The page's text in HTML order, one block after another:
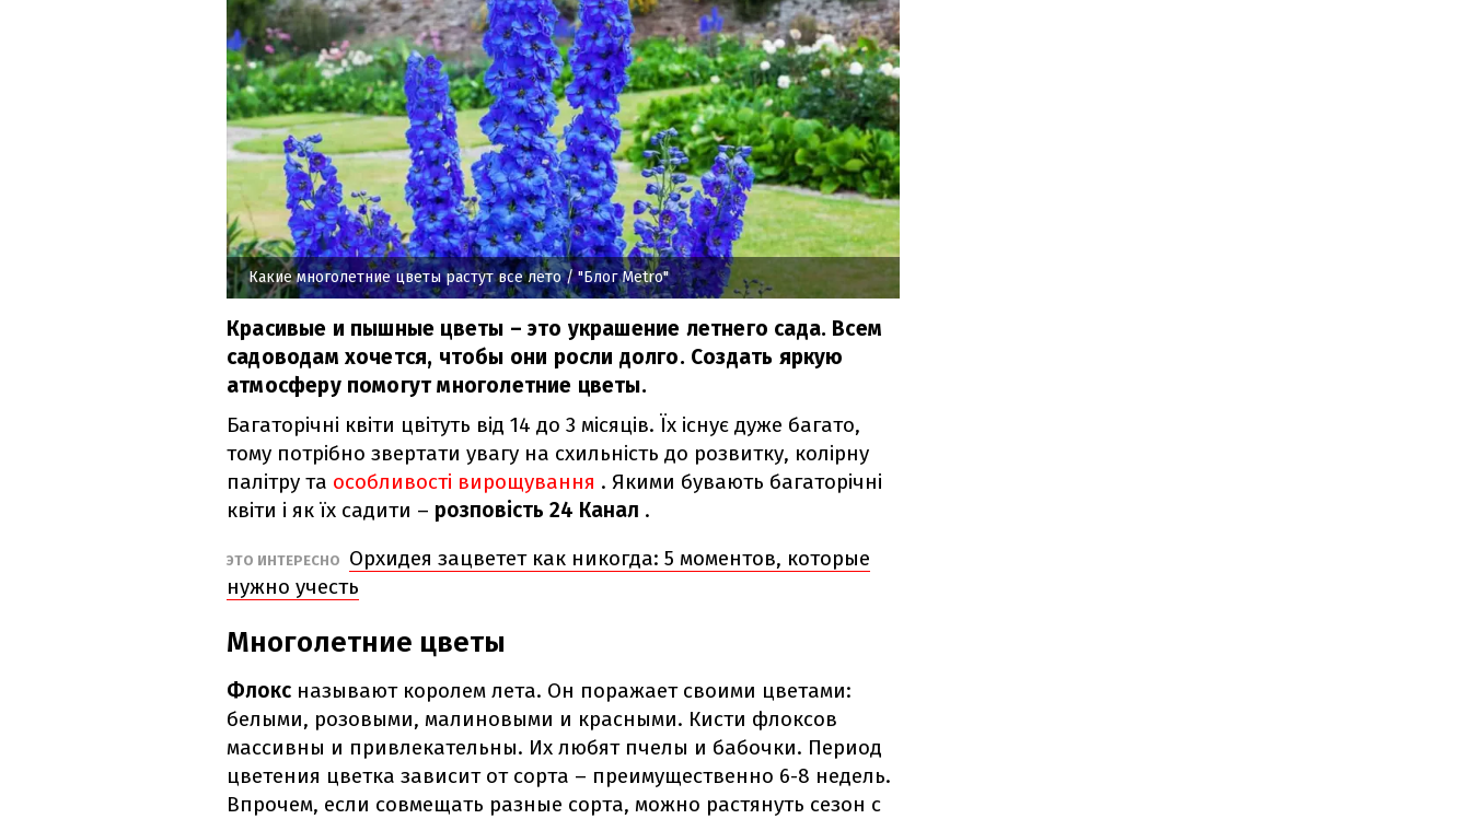
Какие многолетние цветы растут все лето/ "Блог Metro"
Красивые и пышные цветы – это украшение летнего сада. Всем
садоводам хочется, чтобы они росли долго. Создать яркую
атмосферу помогут многолетние цветы.
Багаторічні квіти цвітуть від 14 до 3 місяців. Їх існує дуже багато,
тому потрібно звертати увагу на схильність до розвитку, колірну
палітру та особливості вирощування . Якими бувають багаторічні
квіти і як їх садити – розповість 24 Канал .
ЭТО ИНТЕРЕСНО
Орхидея зацветет как никогда: 5 моментов, которые
нужно учесть
Многолетние цветы
Флокс называют королем лета. Он поражает своими цветами:
белыми, розовыми, малиновыми и красными. Кисти флоксов
массивны и привлекательны. Их любят пчелы и бабочки. Период
цветения цветка зависит от сорта – преимущественно 6-8 недель.
Впрочем, если совмещать разные сорта, можно растянуть сезон с